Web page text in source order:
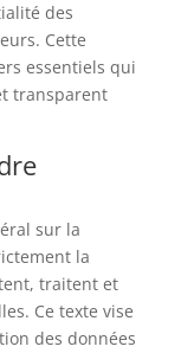
des
Cette
essentiels qui
transparent
sur la
la
traitent et
Ce texte vise
des données